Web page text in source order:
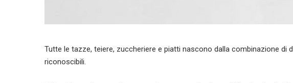
Tutte le tazze, teiere, zuccheriere e piatti nascono dalla combinazione di
riconoscibili.